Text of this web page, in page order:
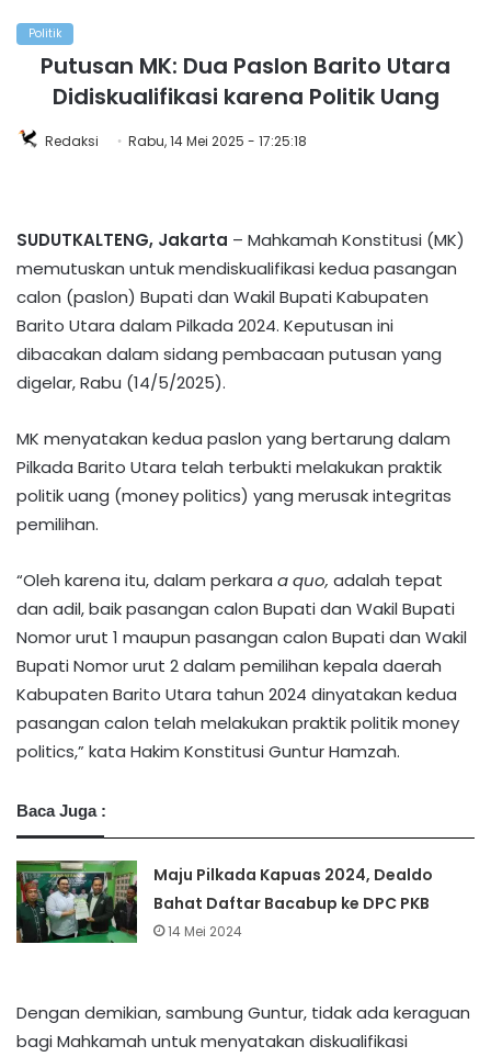
Politik
Putusan MK: Dua Paslon Barito Utara
Didiskualifikasi karena Politik Uang
Redaksi Rabu, 14 Mei 2025 - 17:25:18
SUDUTKALTENG, Jakarta – Mahkamah Konstitusi (MK)
memutuskan untuk mendiskualifikasi kedua pasangan
calon (paslon) Bupati dan Wakil Bupati Kabupaten
Barito Utara dalam Pilkada 2024. Keputusan ini
dibacakan dalam sidang pembacaan putusan yang
digelar, Rabu (14/5/2025).
MK menyatakan kedua paslon yang bertarung dalam
Pilkada Barito Utara telah terbukti melakukan praktik
politik uang (money politics) yang merusak integritas
pemilihan.
“Oleh karena itu, dalam perkara a quo, adalah tepat
dan adil, baik pasangan calon Bupati dan Wakil Bupati
Nomor urut 1 maupun pasangan calon Bupati dan Wakil
Bupati Nomor urut 2 dalam pemilihan kepala daerah
Kabupaten Barito Utara tahun 2024 dinyatakan kedua
pasangan calon telah melakukan praktik politik money
politics,” kata Hakim Konstitusi Guntur Hamzah.
Baca Juga :
Maju Pilkada Kapuas 2024, Dealdo
Bahat Daftar Bacabup ke DPC PKB
14 Mei 2024
Dengan demikian, sambung Guntur, tidak ada keraguan
bagi Mahkamah untuk menyatakan diskualifikasi